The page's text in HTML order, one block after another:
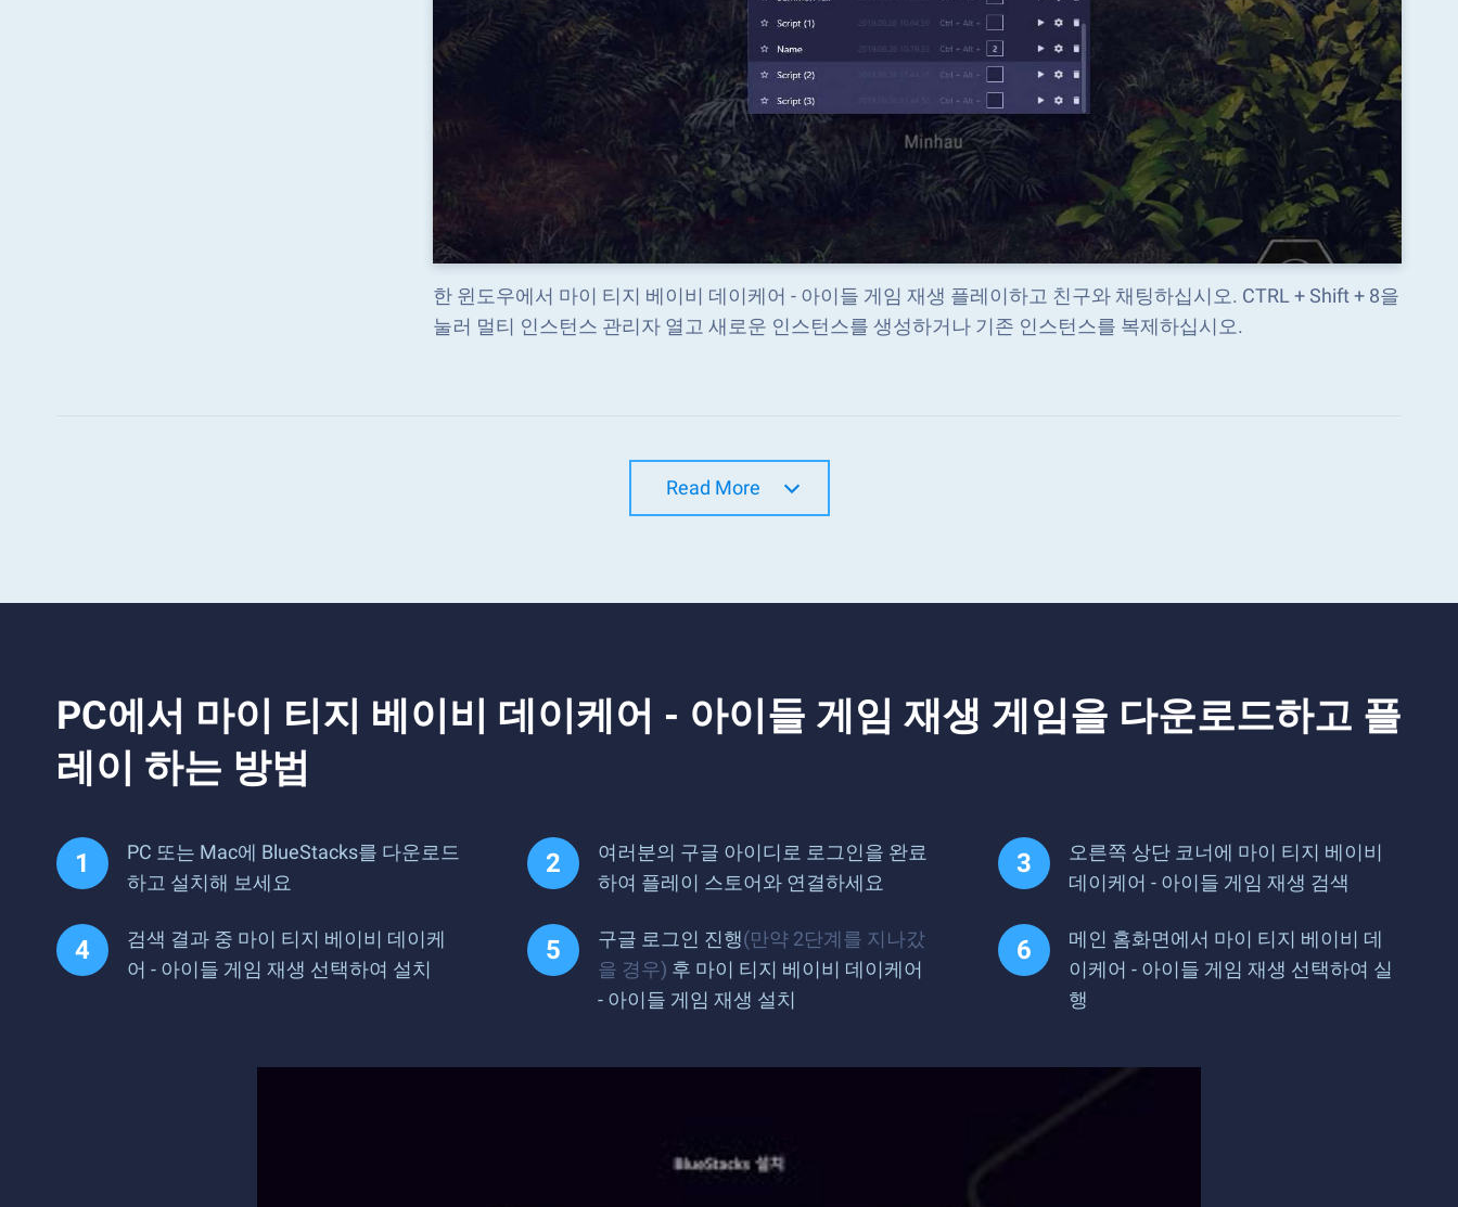
한 윈도우에서 마이 티지 베이비 데이케어 - 아이들 게임 재생 플레이하고 친구와 채팅하십시오. CTRL + Shift + 8을
눌러 멀티 인스턴스 관리자 열고 새로운 인스턴스를 생성하거나 기존 인스턴스를 복제하십시오.
Read More
PC에서 마이 티지 베이비 데이케어 - 아이들 게임 재생 게임을 다운로드하고 플
레이 하는 방법
PC 또는 Mac에 BlueStacks를 다운로드
하고 설치해 보세요
여러분의 구글 아이디로 로그인을 완료
하여 플레이 스토어와 연결하세요
오른쪽 상단 코너에 마이 티지 베이비
데이케어 - 아이들 게임 재생 검색
검색 결과 중 마이 티지 베이비 데이케
어 - 아이들 게임 재생 선택하여 설치
구글 로그인 진행(만약 2단계를 지나갔
을 경우) 후 마이 티지 베이비 데이케어
- 아이들 게임 재생 설치
메인 홈화면에서 마이 티지 베이비 데
이케어 - 아이들 게임 재생 선택하여 실
행